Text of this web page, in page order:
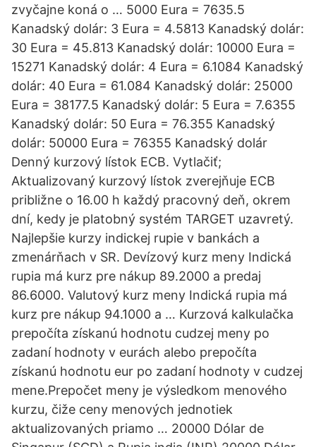
zvyčajne koná o … 5000 Eura = 7635.5
Kanadský dolár: 3 Eura = 4.5813 Kanadský dolár:
30 Eura = 45.813 Kanadský dolár: 10000 Eura =
15271 Kanadský dolár: 4 Eura = 6.1084 Kanadský
dolár: 40 Eura = 61.084 Kanadský dolár: 25000
Eura = 38177.5 Kanadský dolár: 5 Eura = 7.6355
Kanadský dolár: 50 Eura = 76.355 Kanadský
dolár: 50000 Eura = 76355 Kanadský dolár
Denný kurzový lístok ECB. Vytlačiť;
Aktualizovaný kurzový lístok zverejňuje ECB
približne o 16.00 h každý pracovný deň, okrem
dní, kedy je platobný systém TARGET uzavretý.
Najlepšie kurzy indickej rupie v bankách a
zmenárňach v SR. Devízový kurz meny Indická
rupia má kurz pre nákup 89.2000 a predaj
86.6000. Valutový kurz meny Indická rupia má
kurz pre nákup 94.1000 a … Kurzová kalkulačka
prepočíta získanú hodnotu cudzej meny po
zadaní hodnoty v eurách alebo prepočíta
získanú hodnotu eur po zadaní hodnoty v cudzej
mene.Prepočet meny je výsledkom menového
kurzu, čiže ceny menových jednotiek
aktualizovaných priamo … 20000 Dólar de